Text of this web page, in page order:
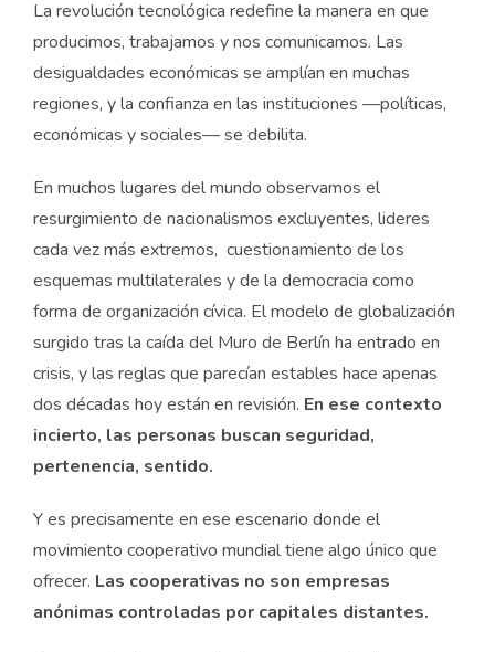
La revolución tecnológica redefine la manera en que
producimos, trabajamos y nos comunicamos. Las
desigualdades económicas se amplían en muchas
regiones, y la confianza en las instituciones —políticas,
económicas y sociales— se debilita.
En muchos lugares del mundo observamos el
resurgimiento de nacionalismos excluyentes, lideres
cada vez más extremos, cuestionamiento de los
esquemas multilaterales y de la democracia como
forma de organización cívica. El modelo de globalización
surgido tras la caída del Muro de Berlín ha entrado en
crisis, y las reglas que parecían estables hace apenas
dos décadas hoy están en revisión. En ese contexto
incierto, las personas buscan seguridad,
pertenencia, sentido.
Y es precisamente en ese escenario donde el
movimiento cooperativo mundial tiene algo único que
ofrecer. Las cooperativas no son empresas
anónimas controladas por capitales distantes.